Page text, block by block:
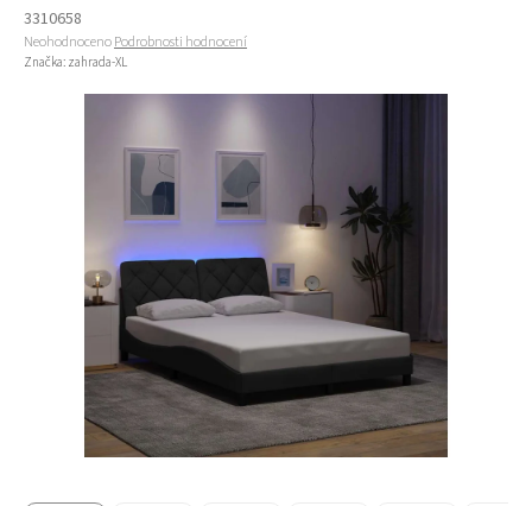
3310658
Průměrné hodnocení produktu je 0,0 z 5 hvězdiček.
NeohodnocenoPodrobnosti hodnocení
Značka: zahrada-XL